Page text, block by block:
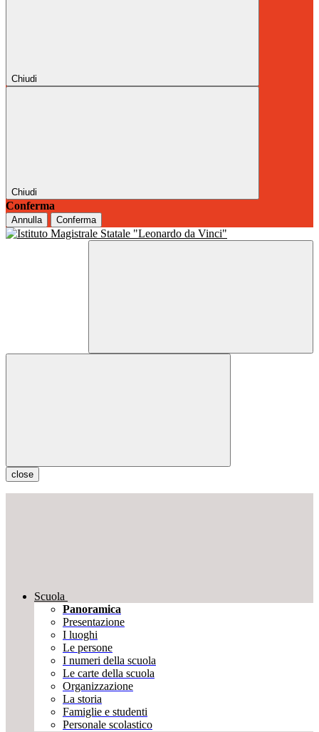
Chiudi
Chiudi
Conferma
Annulla Conferma
close
Scuola
Panoramica
Presentazione
I luoghi
Le persone
I numeri della scuola
Le carte della scuola
Organizzazione
La storia
Famiglie e studenti
Personale scolastico